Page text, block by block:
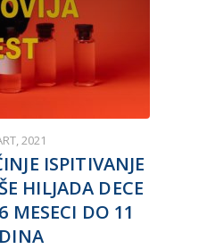
2021
ISPITIVANJE
HILJADA DECE
MESECI DO 11